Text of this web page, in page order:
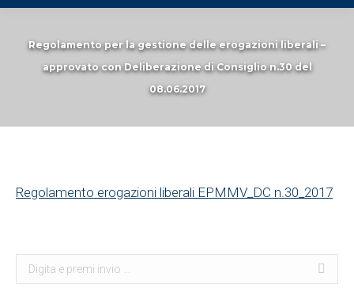
Regolamento per la gestione delle erogazioni liberali –
approvato con Deliberazione di Consiglio n.30 del
08.06.2017
Regolamento erogazioni liberali EPMMV_DC n.30_2017
Search: